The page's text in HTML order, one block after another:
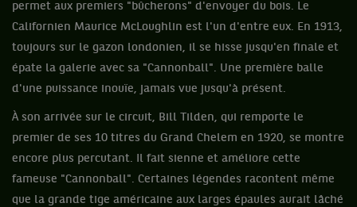
permet aux premiers "bûcherons" d'envoyer du bois. Le
Californien Maurice McLoughlin est l'un d'entre eux. En 1913,
toujours sur le gazon londonien, il se hisse jusqu'en finale et
épate la galerie avec sa "Cannonball". Une première balle
d'une puissance inouïe, jamais vue jusqu'à présent.
À son arrivée sur le circuit, Bill Tilden, qui remporte le
premier de ses 10 titres du Grand Chelem en 1920, se montre
encore plus percutant. Il fait sienne et améliore cette
fameuse "Cannonball". Certaines légendes racontent même
que la grande tige américaine aux larges épaules aurait lâché